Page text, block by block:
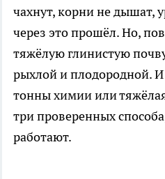
чахнут, корни не дышат,
через это прошёл. Но,
тяжёлую глинистую
рыхлой и плодородной.
тонны химии или
три проверенных
работают.